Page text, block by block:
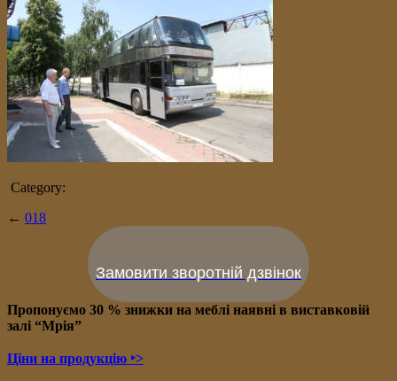
Category:
← 018
Замовити зворотній дзвінок
Пропонуємо 30 % знижки на меблі наявні в виставковій
залі “Мрія”
Ціни на продукцію ‣>